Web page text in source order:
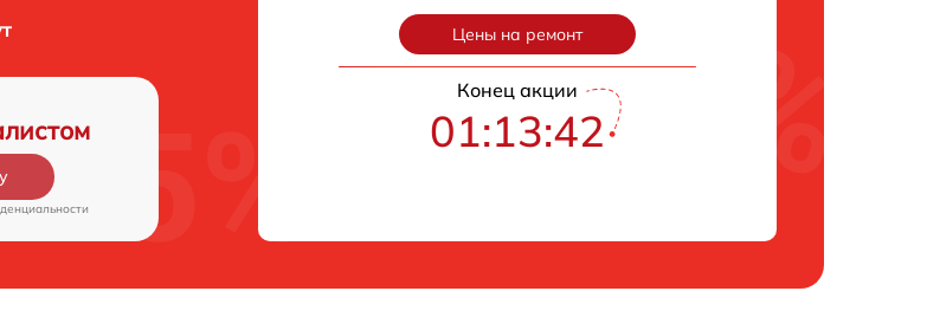
Цены на ремонт
Конец акции
01:13:41